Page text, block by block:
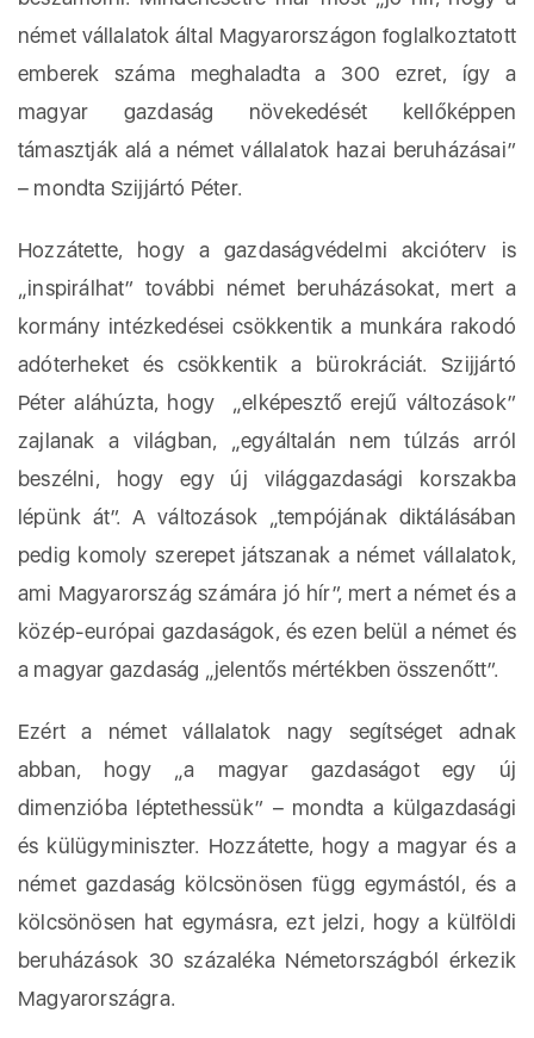
német vállalatok által Magyarországon foglalkoztatott
emberek száma meghaladta a 300 ezret, így a
magyar gazdaság növekedését kellőképpen
támasztják alá a német vállalatok hazai beruházásai”
– mondta Szijjártó Péter.
Hozzátette, hogy a gazdaságvédelmi akcióterv is
„inspirálhat” további német beruházásokat, mert a
kormány intézkedései csökkentik a munkára rakodó
adóterheket és csökkentik a bürokráciát. Szijjártó
Péter aláhúzta, hogy „elképesztő erejű változások”
zajlanak a világban, „egyáltalán nem túlzás arról
beszélni, hogy egy új világgazdasági korszakba
lépünk át”. A változások „tempójának diktálásában
pedig komoly szerepet játszanak a német vállalatok,
ami Magyarország számára jó hír”, mert a német és a
közép-európai gazdaságok, és ezen belül a német és
a magyar gazdaság „jelentős mértékben összenőtt”.
Ezért a német vállalatok nagy segítséget adnak
abban, hogy „a magyar gazdaságot egy új
dimenzióba léptethessük” – mondta a külgazdasági
és külügyminiszter. Hozzátette, hogy a magyar és a
német gazdaság kölcsönösen függ egymástól, és a
kölcsönösen hat egymásra, ezt jelzi, hogy a külföldi
beruházások 30 százaléka Németországból érkezik
Magyarországra.